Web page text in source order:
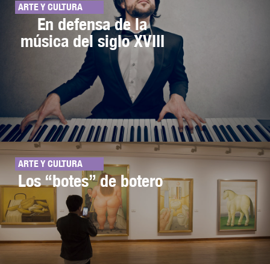
ARTE Y CULTURA
En defensa de la
música del siglo XVIII
ARTE Y CULTURA
Los “botes” de botero